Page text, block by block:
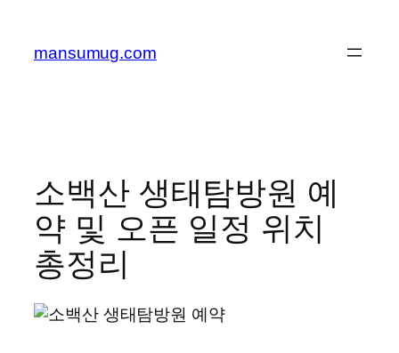
mansumug.com
소백산 생태탐방원 예
약 및 오픈 일정 위치
총정리